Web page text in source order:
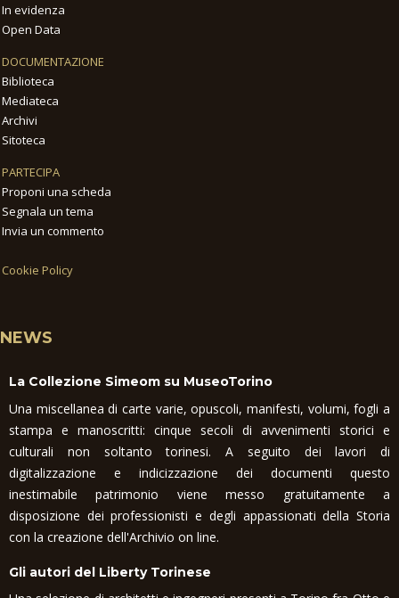
In evidenza
Open Data
DOCUMENTAZIONE
Biblioteca
Mediateca
Archivi
Sitoteca
PARTECIPA
Proponi una scheda
Segnala un tema
Invia un commento
Cookie Policy
NEWS
La Collezione Simeom su MuseoTorino
Una miscellanea di carte varie, opuscoli, manifesti, volumi, fogli a
stampa e manoscritti: cinque secoli di avvenimenti storici e
culturali non soltanto torinesi. A seguito dei lavori di
digitalizzazione e indicizzazione dei documenti questo
inestimabile patrimonio viene messo gratuitamente a
disposizione dei professionisti e degli appassionati della Storia
con la creazione dell'Archivio on line.
Gli autori del Liberty Torinese